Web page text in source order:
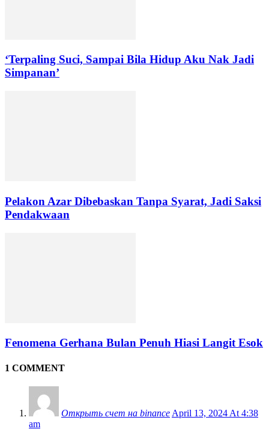
‘Terpaling Suci, Sampai Bila Hidup Aku Nak Jadi
Simpanan’
Pelakon Azar Dibebaskan Tanpa Syarat, Jadi Saksi
Pendakwaan
Fenomena Gerhana Bulan Penuh Hiasi Langit Esok
1 COMMENT
Открыть счет на binance April 13, 2024 At 4:38
am